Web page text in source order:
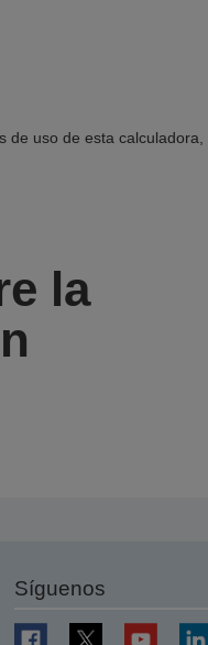
de uso de esta calculadora,
la
Síguenos